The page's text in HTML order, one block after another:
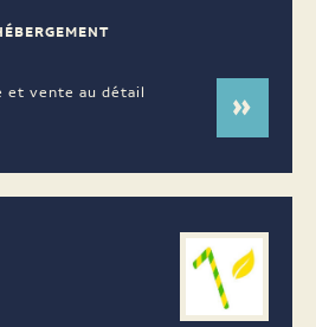
et vente au détail